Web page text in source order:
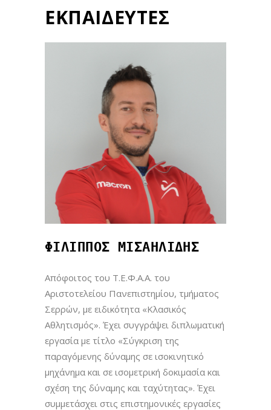
ΕΚΠΑΙΔΕΥΤΕΣ
ΦΙΛΙΠΠΟΣ ΜΙΣΑΗΛΙΔΗΣ
Απόφοιτος του Τ.Ε.Φ.Α.Α. του
Αριστοτελείου Πανεπιστημίου, τμήματος
Σερρών, με ειδικότητα «Κλασικός
Αθλητισμός». Έχει συγγράψει διπλωματική
εργασία με τίτλο «Σύγκριση της
παραγόμενης δύναμης σε ισοκινητικό
μηχάνημα και σε ισομετρική δοκιμασία και
σχέση της δύναμης και ταχύτητας». Έχει
συμμετάσχει στις επιστημονικές εργασίες